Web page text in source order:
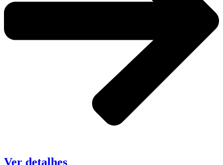
Ver detalhes